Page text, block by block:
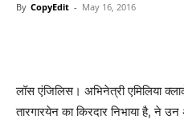
By CopyEdit - May 16, 2016
लॉस एंजिलिस। अभिनेत्री एमिलिया
तारगारयेन का किरदार निभाया है, ने